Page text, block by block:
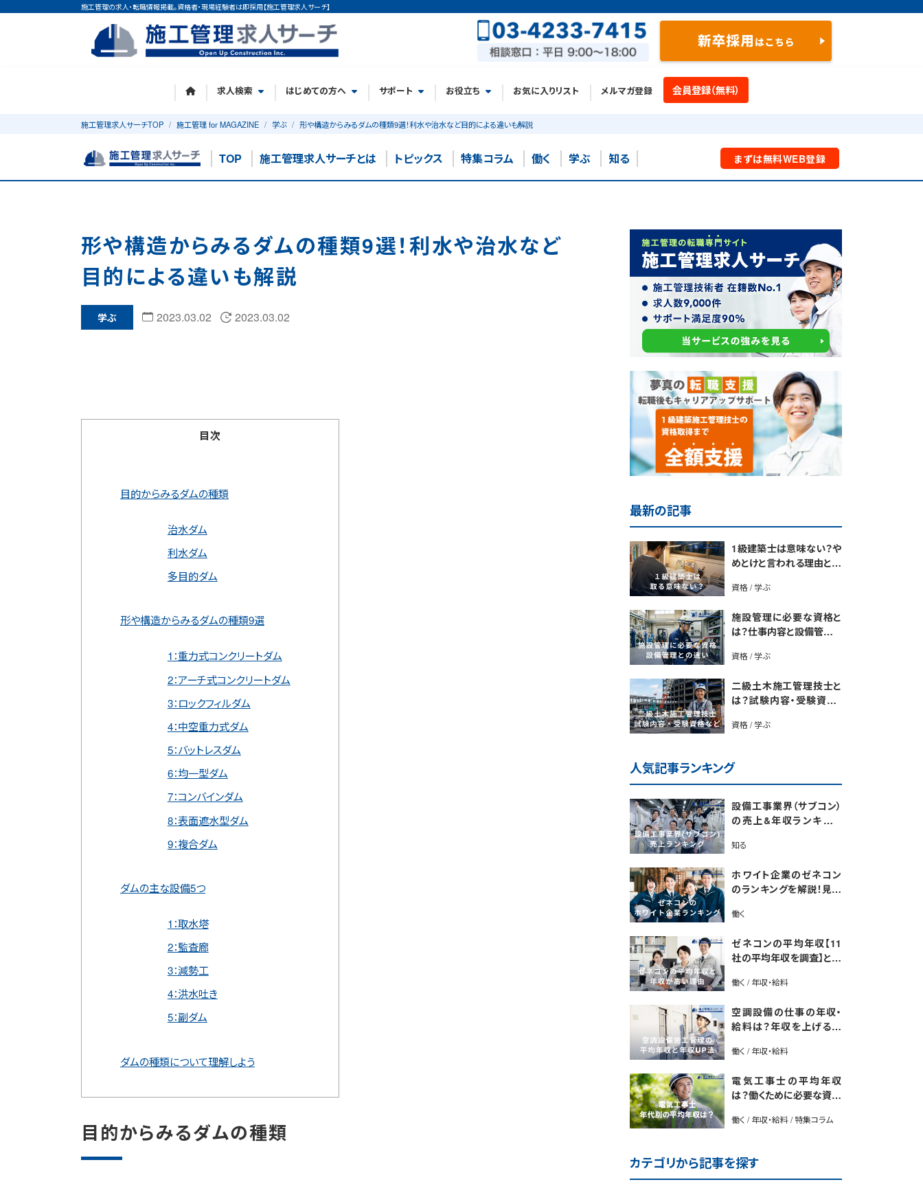
施工管理の求人・転職情報掲載。資格者・現場経験者は即採用【施工管理求人サーチ】
求人検索 はじめての方へ サポート お役立ち お気に入りリスト メルマガ登録 会員登録（無料）
施工管理求人サーチTOP 施工管理 for MAGAZINE 学ぶ 形や構造からみるダムの種類9選！利水や治水など目的による違いも解説
TOP 施工管理求人サーチとは トピックス 特集コラム 働く 学ぶ 知る まずは無料WEB登録
形や構造からみるダムの種類9選！利水や治水など
目的による違いも解説
学ぶ 2023.03.02 2023.03.02
目次
目的からみるダムの種類
治水ダム
利水ダム
多目的ダム
形や構造からみるダムの種類9選
1：重力式コンクリートダム
2：アーチ式コンクリートダム
3：ロックフィルダム
4：中空重力式ダム
5：バットレスダム
6：均一型ダム
7：コンバインダム
8：表面遮水型ダム
9：複合ダム
ダムの主な設備5つ
1：取水塔
2：監査廊
3：減勢工
4：洪水吐き
5：副ダム
ダムの種類について理解しよう
目的からみるダムの種類
最新の記事
1級建築士は意味ない？や
めとけと言われる理由と取
資格 / 学ぶ
施設管理に必要な資格と
は？仕事内容と設備管理と
資格 / 学ぶ
二級土木施工管理技士と
は？試験内容・受験資格・
資格 / 学ぶ
人気記事ランキング
設備工事業界（サブコン）
の売上&年収ランキング
設備ジャンル別】今後の動
知る
ホワイト企業のゼネコン
のランキングを解説！見極
版】
働く
ゼネコンの平均年収【11
社の平均年収を調査】と年
P法も紹介
働く / 年収・給料
空調設備の仕事の年収・
給料は？年収を上げる方
働く / 年収・給料
電気工事士の平均年収
は？働くために必要な資格
働く / 年収・給料 / 特集コラム
カテゴリから記事を探す